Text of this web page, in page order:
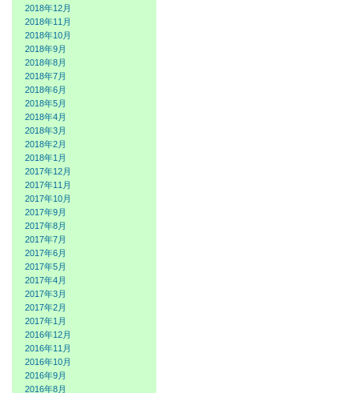
2018年12月
2018年11月
2018年10月
2018年9月
2018年8月
2018年7月
2018年6月
2018年5月
2018年4月
2018年3月
2018年2月
2018年1月
2017年12月
2017年11月
2017年10月
2017年9月
2017年8月
2017年7月
2017年6月
2017年5月
2017年4月
2017年3月
2017年2月
2017年1月
2016年12月
2016年11月
2016年10月
2016年9月
2016年8月